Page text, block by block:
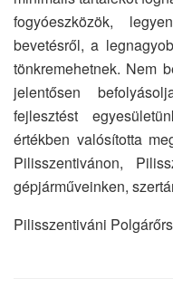
fogyóeszközök,
bevetésről, a
tönkremehetnek. Nem
jelentősen
fejlesztést
értékben valósította
Pilisszentivánon,
gépjárműveinken,
Pilisszentiváni